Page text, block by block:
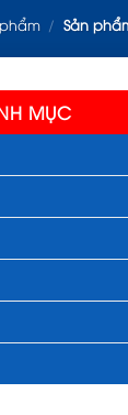
/ Sản
MỤC